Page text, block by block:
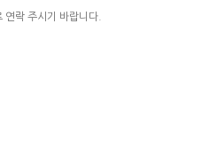
연락 주시기 바랍니다.